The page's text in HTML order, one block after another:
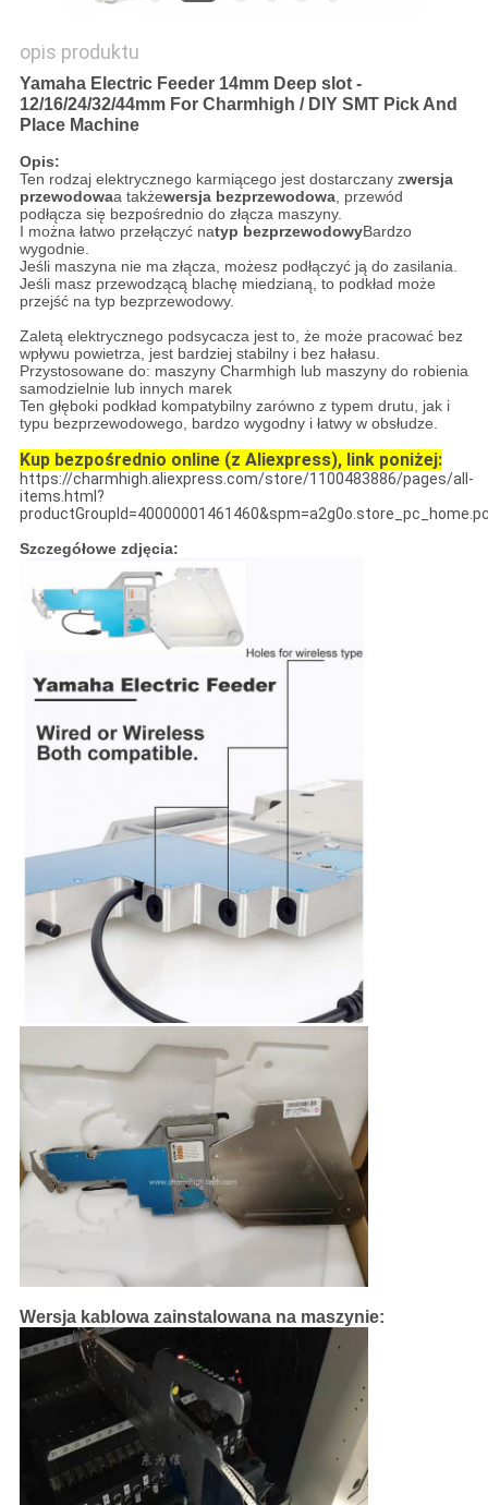
opis produktu
Yamaha Electric Feeder 14mm Deep slot -
12/16/24/32/44mm For Charmhigh / DIY SMT Pick And
Place Machine
Opis:
Ten rodzaj elektrycznego karmiącego jest dostarczany zwersja
przewodowaa takżewersja bezprzewodowa, przewód
podłącza się bezpośrednio do złącza maszyny.
I można łatwo przełączyć natyp bezprzewodowyBardzo
wygodnie.
Jeśli maszyna nie ma złącza, możesz podłączyć ją do zasilania.
Jeśli masz przewodzącą blachę miedzianą, to podkład może
przejść na typ bezprzewodowy.
Zaletą elektrycznego podsycacza jest to, że może pracować bez
wpływu powietrza, jest bardziej stabilny i bez hałasu.
Przystosowane do: maszyny Charmhigh lub maszyny do robienia
samodzielnie lub innych marek
Ten głęboki podkład kompatybilny zarówno z typem drutu, jak i
typu bezprzewodowego, bardzo wygodny i łatwy w obsłudze.
Kup bezpośrednio online (z Aliexpress), link poniżej:
https://charmhigh.aliexpress.com/store/1100483886/pages/all-
items.html?
Szczegółowe zdjęcia:
Wersja kablowa zainstalowana na maszynie: